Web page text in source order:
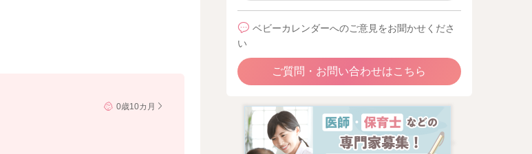
0歳10カ月
ベビーカレンダーへのご意見をお聞かせくださ
い
ご質問・お問い合わせはこちら